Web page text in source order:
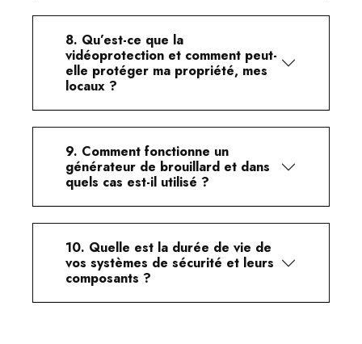
8. Qu’est-ce que la
vidéoprotection et comment peut-
elle protéger ma propriété, mes
locaux ?
9. Comment fonctionne un
générateur de brouillard et dans
quels cas est-il utilisé ?
10. Quelle est la durée de vie de
vos systèmes de sécurité et leurs
composants ?